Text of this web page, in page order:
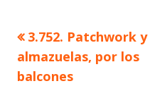
Navegación
de
Artículo
anterior
3.752. Patchwork y
almazuelas, por los
balcones